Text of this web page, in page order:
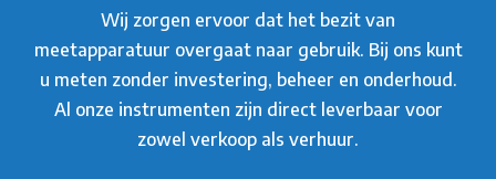
Wij zorgen ervoor dat het bezit van
meetapparatuur overgaat naar gebruik. Bij ons kunt
u meten zonder investering, beheer en onderhoud.
Al onze instrumenten zijn direct leverbaar voor
zowel verkoop als verhuur.